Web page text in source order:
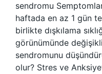
sendromu
haftada en az 1 gün
birlikte dışkılama
görünümünde
sendromunu
olur? Stres ve